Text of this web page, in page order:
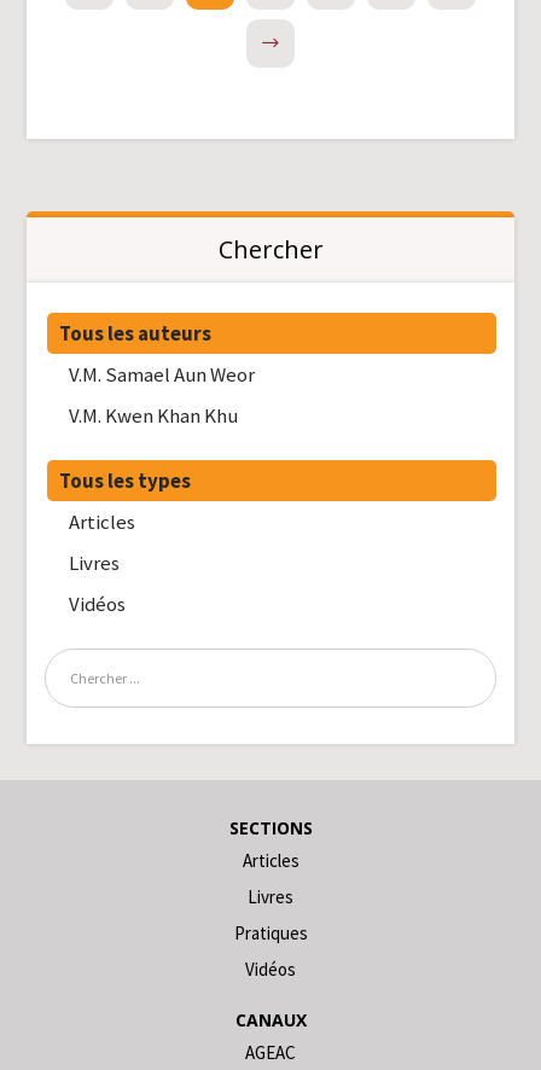
Chercher
Tous les auteurs
V.M. Samael Aun Weor
V.M. Kwen Khan Khu
Tous les types
Articles
Livres
Vidéos
SECTIONS
Articles
Livres
Pratiques
Vidéos
CANAUX
AGEAC